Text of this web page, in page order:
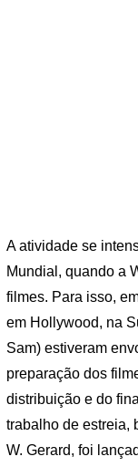
A atividade se
Mundial, quando a
filmes. Para isso,
em Hollywood, na
Sam) estiveram
preparação dos
distribuição e do
trabalho de estreia,
W. Gerard, foi